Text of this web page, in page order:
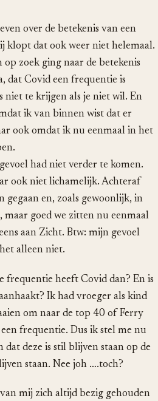
over de betekenis van een
klopt dat ook weer niet helemaal.
zoek ging naar de betekenis
dat Covid een frequentie is
niet te krijgen als je niet wil. En
ik van binnen wist dat er
ook omdat ik nu eenmaal in het
had niet verder te komen.
ook niet lichamelijk. Achteraf
gegaan en, zoals gewoonlijk, in
goed we zitten nu eenmaal
aan Zicht. Btw: mijn gevoel
alleen niet.
frequentie heeft Covid dan? En is
Ik had vroeger als kind
om naar de top 40 of Ferry
frequentie. Dus ik stel me nu
deze is stil blijven staan op de
staan. Nee joh ….toch?
mij zich altijd bezig gehouden